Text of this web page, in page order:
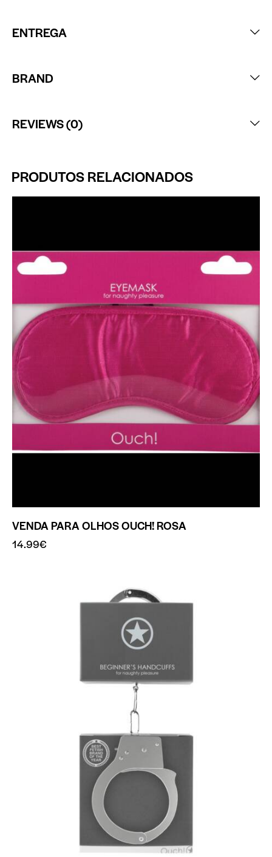
ENTREGA
BRAND
REVIEWS (0)
PRODUTOS RELACIONADOS
VENDA PARA OLHOS OUCH! ROSA
14.99€